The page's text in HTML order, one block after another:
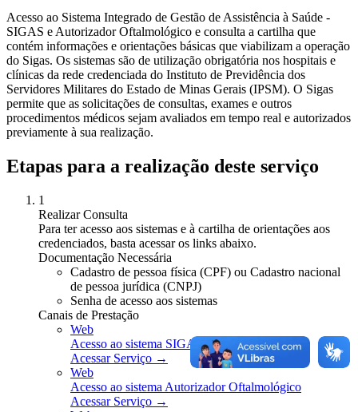
Acesso ao Sistema Integrado de Gestão de Assistência à Saúde -
SIGAS e Autorizador Oftalmológico e consulta a cartilha que
contém informações e orientações básicas que viabilizam a operação
do Sigas. Os sistemas são de utilização obrigatória nos hospitais e
clínicas da rede credenciada do Instituto de Previdência dos
Servidores Militares do Estado de Minas Gerais (IPSM). O Sigas
permite que as solicitações de consultas, exames e outros
procedimentos médicos sejam avaliados em tempo real e autorizados
previamente à sua realização.
Etapas para a realização deste serviço
1
Realizar Consulta
Para ter acesso aos sistemas e à cartilha de orientações aos
credenciados, basta acessar os links abaixo.
Documentação Necessária
Cadastro de pessoa física (CPF) ou Cadastro nacional
de pessoa jurídica (CNPJ)
Senha de acesso aos sistemas
Canais de Prestação
Web
Acesso ao sistema SIGAS
Acessar Serviço →
Web
Acesso ao sistema Autorizador Oftalmológico
Acessar Serviço →